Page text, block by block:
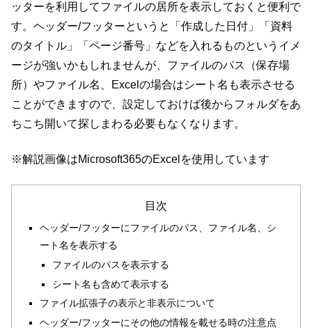
ッターを利用してファイルの居所を表示しておくと便利で
す。ヘッダー/フッターというと「作成した日付」「資料
のタイトル」「ページ番号」などを入れるものというイメ
ージが強いかもしれませんが、ファイルのパス（保存場
所）やファイル名、Excelの場合はシート名も表示させる
ことができますので、設定しておけば後からフォルダをあ
ちこち開いて探しまわる必要もなくなります。
※解説画像はMicrosoft365のExcelを使用しています
目次
ヘッダー/フッターにファイルのパス、ファイル名、シ
ート名を表示する
ファイルのパスを表示する
シート名も含めて表示する
ファイル拡張子の表示と非表示について
ヘッダー/フッターにその他の情報を載せる時の注意点